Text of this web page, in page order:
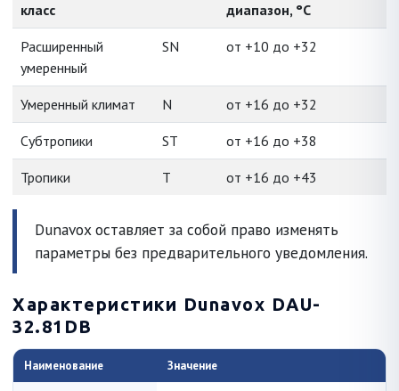
класс
диапазон, °C
Расширенный
умеренный
SN от +10 до +32
Умеренный климат N от +16 до +32
Субтропики ST от +16 до +38
Тропики T от +16 до +43
Dunavox оставляет за собой право изменять
параметры без предварительного уведомления.
Характеристики Dunavox DAU-
32.81DB
Наименование Значение